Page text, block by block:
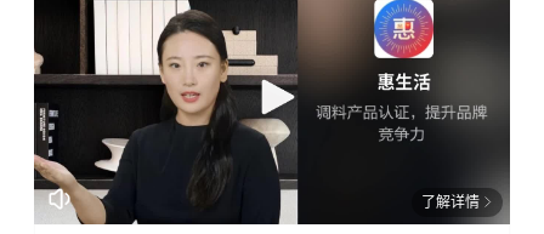
了解详情